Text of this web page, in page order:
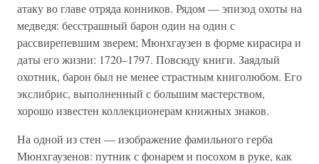
атаку во главе отряда конников. Рядом — эпизод охоты на
медведя: бесстрашный барон один на один с
рассвирепевшим зверем; Мюнхгаузен в форме кирасира и
даты его жизни: 1720–1797. Повсюду книги. Заядлый
охотник, барон был не менее страстным книголюбом. Его
экслибрис, выполненный с большим мастерством,
хорошо известен коллекционерам книжных знаков.
На одной из стен — изображение фамильного герба
Мюнхгаузенов: путник с фонарем и посохом в руке, как